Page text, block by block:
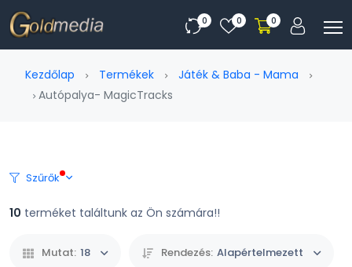
0 0 0
Kezdőlap Termékek
Játék & Baba - Mama
Autópalya- MagicTracks
Szűrők
10 terméket találtunk az Ön számára!!
Mutat: 18 Rendezés: Alapértelmezett